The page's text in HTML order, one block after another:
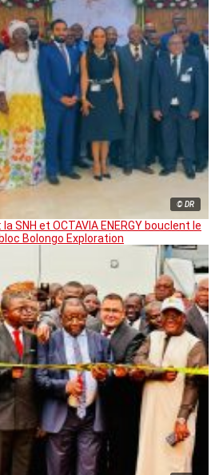
© DR
SNH et OCTAVIA ENERGY bouclent le
Bolongo Exploration